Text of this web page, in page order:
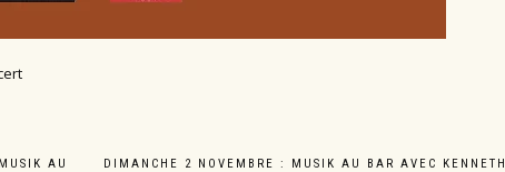
AU
DIMANCHE 2 NOVEMBRE : MUSIK AU BAR AVEC KENNETH